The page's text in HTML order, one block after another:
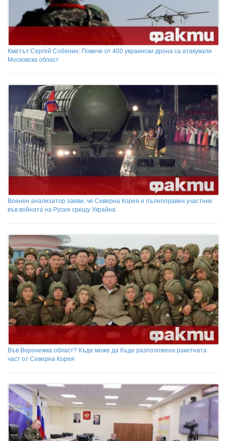
Кметът Сергей Собянин: Повече от 400 украински дрона са атакували
Московска област
Военен анализатор заяви, че Северна Корея е пълноправен участник
във войната на Русия срещу Украйна
Във Воронежка област? Къде може да бъде разположена ракетната
част от Северна Корея